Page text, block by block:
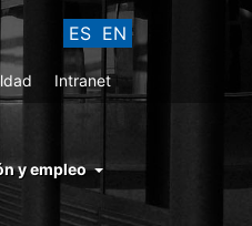
ES EN
Intranet
y empleo